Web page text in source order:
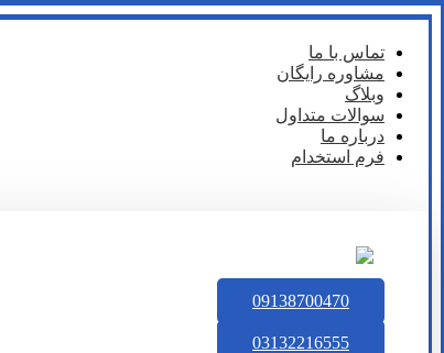
تماس با ما
مشاوره رایگان
وبلاگ
سوالات متداول
درباره ما
فرم استخدام
09138700470
03132216555